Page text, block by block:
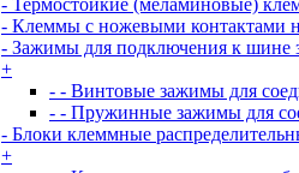
- Термостойкие (меламиновые)
- Клеммы с ножевыми контактами
- Зажимы для подключения к шине
+
- - Винтовые зажимы для
- - Пружинные зажимы для
- Блоки клеммные
+